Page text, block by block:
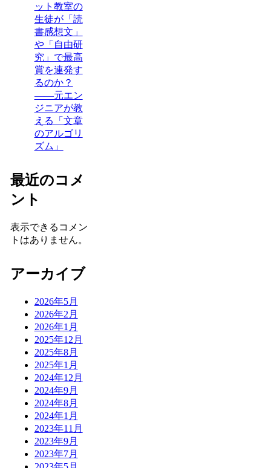
ット教室の
生徒が「読
書感想文」
や「自由研
究」で最高
賞を連発す
るのか？
——元エン
ジニアが教
える「文章
のアルゴリ
ズム」
最近のコメ
ント
表示できるコメン
トはありません。
アーカイブ
2026年5月
2026年2月
2026年1月
2025年12月
2025年8月
2025年1月
2024年12月
2024年9月
2024年8月
2024年1月
2023年11月
2023年9月
2023年7月